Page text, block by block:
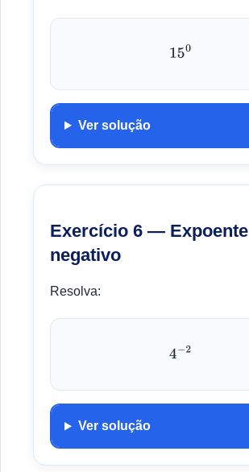
150
Ver solução
Exercício 6 — Expoente
negativo
Resolva:
4 2
Ver solução